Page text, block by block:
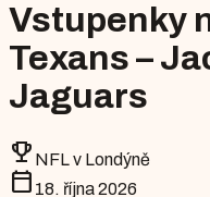
Vstupenky
Texans –
Jaguars
emoji_events NFL v Londýně
calendar_today 18. října 2026